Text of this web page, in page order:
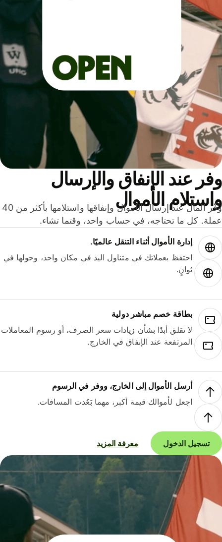
عند الإنفاق والإرسال
الأموال
وفّر المال عند إرسال الأموال وإنفاقها واستلامها بأكثر من 40
كل ما تحتاجه، في حساب واحد، وقتما تشاء.
إدارة الأموال أثناء التنقل عالميًا.
احتفظ بعملاتك في متناول اليد في مكان واحد، وحولها في
ثوانٍ.
بطاقة خصم مباشر دولية
لا تقلق أبدًا بشأن زيادات سعر الصرف، أو رسوم المعاملات
المرتفعة عند الإنفاق في الخارج.
أرسل الأموال إلى الخارج، ووفر في الرسوم
اجعل لأموالك قيمة أكبر، مهما بَعُدت المسافات.
تسجيل الدخول معرفة المزيد